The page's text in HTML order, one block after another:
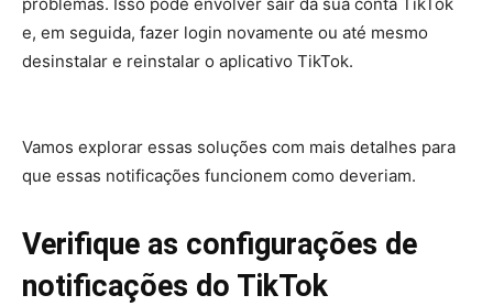
problemas. Isso pode envolver sair da sua conta TikTok
e, em seguida, fazer login novamente ou até mesmo
desinstalar e reinstalar o aplicativo TikTok.
Vamos explorar essas soluções com mais detalhes para
que essas notificações funcionem como deveriam.
Verifique as configurações de
notificações do TikTok